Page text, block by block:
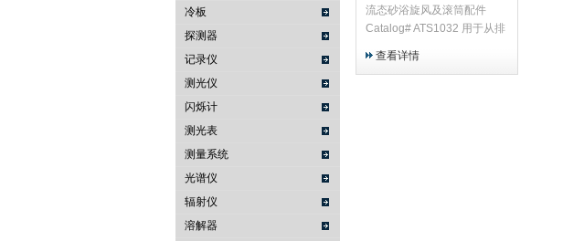
冷板
探测器
记录仪
测光仪
闪烁计
测光表
测量系统
光谱仪
辐射仪
溶解器
流态砂浴旋风及滚筒配件
Catalog# ATS1032 用于从排
滚筒中收集的介质可倒回流化
查看详情